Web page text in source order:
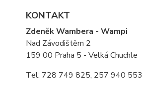
KONTAKT
Zdeněk Wambera - Wampi
Nad Závodištěm 2
159 00 Praha 5 - Velká Chuchle
Tel: 728 749 825, 257 940 553